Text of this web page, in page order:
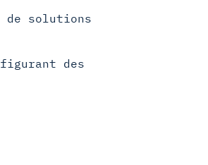
solutions
des